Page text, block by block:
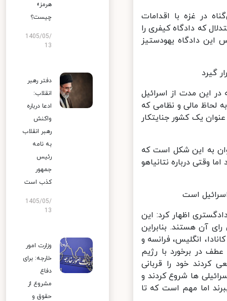
و مرد بی‌گناه در غزه با اقدامات
که دادگاه کیفری را
دادگاه یهودستیز
گیرد
این مدت از اسرائیل
لحاظ مالی و نظامی که
یک کشور جنایتکار
به این شکل است که
درباره نتانیاهو
است
اظهار کرد: این
آن هستند. بنابراین
انگلیس، فرانسه و
در برخورد با رژیم
کردند خود را قربانی
ها شروع کردند و
اما مهم است که تا
هرمز»
چیست؟
1405/05/
13
دفتر رهبر
انقلاب:
ادعا درباره
واکنش
رهبر انقلاب
به نامه
رئیس
جمهور
کذب است
1405/05/
13
وزارت امور
خارجه: برای
دفاع
مشروع از
حقوق و